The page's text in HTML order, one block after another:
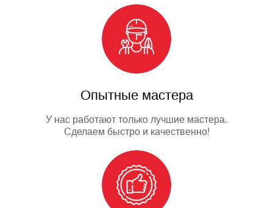
Опытные мастера
У нас работают только лучшие мастера.
Сделаем быстро и качественно!